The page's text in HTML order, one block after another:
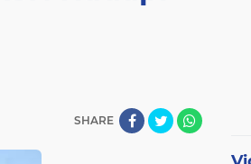
SHARE